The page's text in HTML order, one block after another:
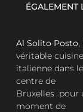
ÉGALEMENT
Al Solito Posto
véritable cuisine
italienne dans le
centre de
Bruxelles pour
moment de